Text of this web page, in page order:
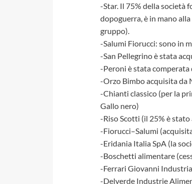
-Star. Il 75% della società
dopoguerra, è in mano
gruppo).
-Salumi Fiorucci: sono in
-San Pellegrino è stata
-Peroni è stata comperata
-Orzo Bimbo acquisita da
-Chianti classico (per la
Gallo nero)
-Riso Scotti (il 25% è
-Fiorucci–Salumi
-Eridania Italia SpA (la
-Boschetti alimentare
-Ferrari Giovanni
-Delverde Industrie